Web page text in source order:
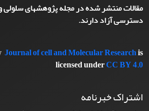
مقالات منتشر شده در مجله پژوهشهای سلولی
دسترسی آزاد دارند.
Journal of cell and Molecular Researchis
licensed underCC BY 4.0
اشتراک خبرنامه